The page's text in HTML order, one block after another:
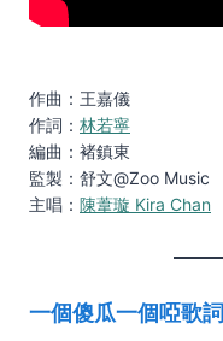
作曲：王嘉儀
作詞： 林若寧
編曲：褚鎮東
監製：舒文@Zoo Music
主唱： 陳葦璇 Kira Chan
一個傻瓜一個啞歌詞